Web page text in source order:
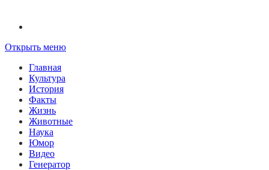
Открыть меню
Главная
Культура
История
Факты
Жизнь
Животные
Наука
Юмор
Видео
Генератор